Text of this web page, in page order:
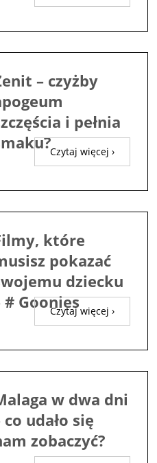
– czyżby
i pełnia
Czytaj więcej ›
które
pokazać
dziecku
# GooniesCzytaj więcej ›
w dwa dni
co udało się
zobaczyć?